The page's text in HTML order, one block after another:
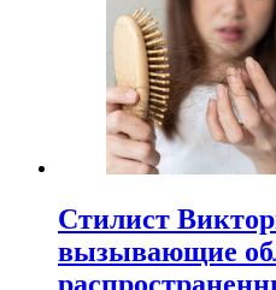
Стилист
вызывающие